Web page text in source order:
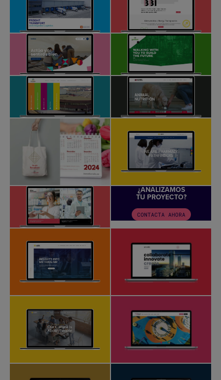
¿ANALIZAMOS
TU PROYECTO?
CONTACTA AHORA